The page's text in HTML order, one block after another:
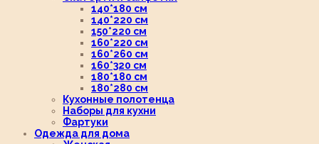
140*180 см
140*220 см
150*220 см
160*220 см
160*260 см
160*320 см
180*180 см
180*280 см
Кухонные полотенца
Наборы для кухни
Фартуки
Одежда для дома